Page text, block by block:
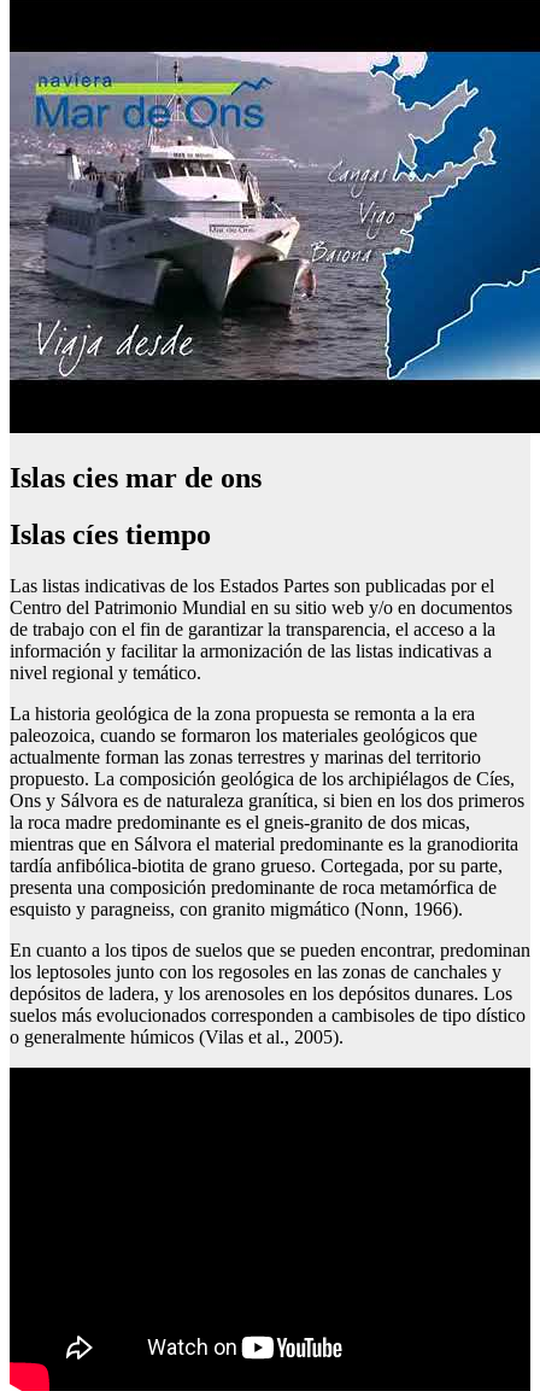
Islas cies mar de ons
Islas cíes tiempo
Las listas indicativas de los Estados Partes son publicadas por el
Centro del Patrimonio Mundial en su sitio web y/o en documentos
de trabajo con el fin de garantizar la transparencia, el acceso a la
información y facilitar la armonización de las listas indicativas a
nivel regional y temático.
La historia geológica de la zona propuesta se remonta a la era
paleozoica, cuando se formaron los materiales geológicos que
actualmente forman las zonas terrestres y marinas del territorio
propuesto. La composición geológica de los archipiélagos de Cíes,
Ons y Sálvora es de naturaleza granítica, si bien en los dos primeros
la roca madre predominante es el gneis-granito de dos micas,
mientras que en Sálvora el material predominante es la granodiorita
tardía anfibólica-biotita de grano grueso. Cortegada, por su parte,
presenta una composición predominante de roca metamórfica de
esquisto y paragneiss, con granito migmático (Nonn, 1966).
En cuanto a los tipos de suelos que se pueden encontrar, predominan
los leptosoles junto con los regosoles en las zonas de canchales y
depósitos de ladera, y los arenosoles en los depósitos dunares. Los
suelos más evolucionados corresponden a cambisoles de tipo dístico
o generalmente húmicos (Vilas et al., 2005).